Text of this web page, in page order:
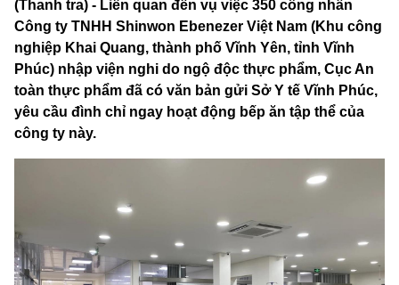
(Thanh tra) - Liên quan đến vụ việc 350 công nhân
Công ty TNHH Shinwon Ebenezer Việt Nam (Khu công
nghiệp Khai Quang, thành phố Vĩnh Yên, tỉnh Vĩnh
Phúc) nhập viện nghi do ngộ độc thực phẩm, Cục An
toàn thực phẩm đã có văn bản gửi Sở Y tế Vĩnh Phúc,
yêu cầu đình chỉ ngay hoạt động bếp ăn tập thể của
công ty này.